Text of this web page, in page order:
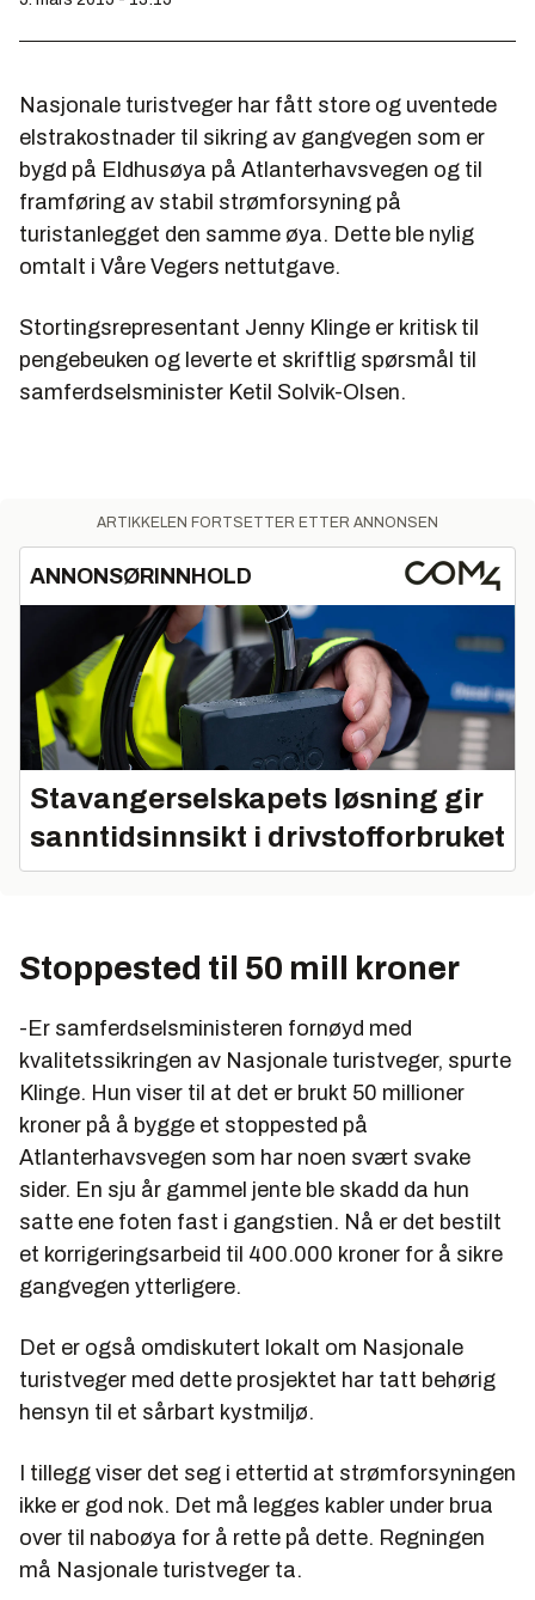
Nasjonale turistveger har fått store og uventede
elstrakostnader til sikring av gangvegen som er
bygd på Eldhusøya på Atlanterhavsvegen og til
framføring av stabil strømforsyning på
turistanlegget den samme øya. Dette ble nylig
omtalt i Våre Vegers nettutgave.
Stortingsrepresentant Jenny Klinge er kritisk til
pengebeuken og leverte et skriftlig spørsmål til
samferdselsminister Ketil Solvik-Olsen.
ARTIKKELEN FORTSETTER ETTER ANNONSEN
ANNONSØRINNHOLD
Stavangerselskapets løsning gir
sanntidsinnsikt i drivstofforbruket
Stoppested til 50 mill kroner
-Er samferdselsministeren fornøyd med
kvalitetssikringen av Nasjonale turistveger, spurte
Klinge. Hun viser til at det er brukt 50 millioner
kroner på å bygge et stoppested på
Atlanterhavsvegen som har noen svært svake
sider. En sju år gammel jente ble skadd da hun
satte ene foten fast i gangstien. Nå er det bestilt
et korrigeringsarbeid til 400.000 kroner for å sikre
gangvegen ytterligere.
Det er også omdiskutert lokalt om Nasjonale
turistveger med dette prosjektet har tatt behørig
hensyn til et sårbart kystmiljø.
I tillegg viser det seg i ettertid at strømforsyningen
ikke er god nok. Det må legges kabler under brua
over til naboøya for å rette på dette. Regningen
må Nasjonale turistveger ta.